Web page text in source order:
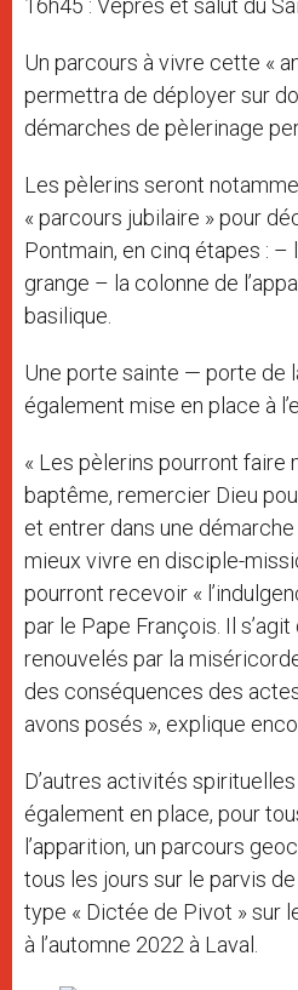
16h45 : Vêpres et salut du
Un parcours à vivre cette «
permettra de déployer sur
démarches de pèlerinage
Les pèlerins seront
« parcours jubilaire » pour
Pontmain, en cinq étapes : –
grange – la colonne de
basilique.
Une porte sainte — porte de
également mise en place à
« Les pèlerins pourront faire
baptême, remercier Dieu
et entrer dans une
mieux vivre en disciple-
pourront recevoir «
par le Pape François. Il
renouvelés par la
des conséquences des
avons posés », explique
D’autres activités
également en place, pour
l’apparition, un parcours
tous les jours sur le parvis
type « Dictée de Pivot » sur
à l’automne 2022 à Laval.